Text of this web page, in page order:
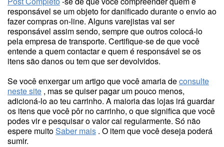
responsável se um objeto for danificado durante o envio ao
fazer compras on-line. Alguns varejistas vai ser
responsável assim sendo, sempre que outros colocá-lo
pela empresa de transporte. Certifique-se de que você
entende a quem contactar e quem é responsável se os
itens são danos ou tem que ser devolvidos.
Se você enxergar um artigo que você amaria deconsulte
neste site , mas se quiser pagar um pouco menos,
adicioná-lo ao teu carrinho. A maioria das lojas irá guardar
os itens que você pôr no carrinho, o que significa que você
podes vir e pesquisar o valor cai regularmente. Só não
espere muitoSaber mais . O item que você deseja poderá
sumir.